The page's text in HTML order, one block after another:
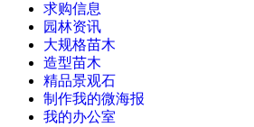
求购信息
园林资讯
大规格苗木
造型苗木
精品景观石
制作我的微海报
我的办公室